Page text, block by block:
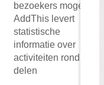
bezoekers mogelijk.
AddThis levert
statistische
informatie over
activiteiten rond het
delen